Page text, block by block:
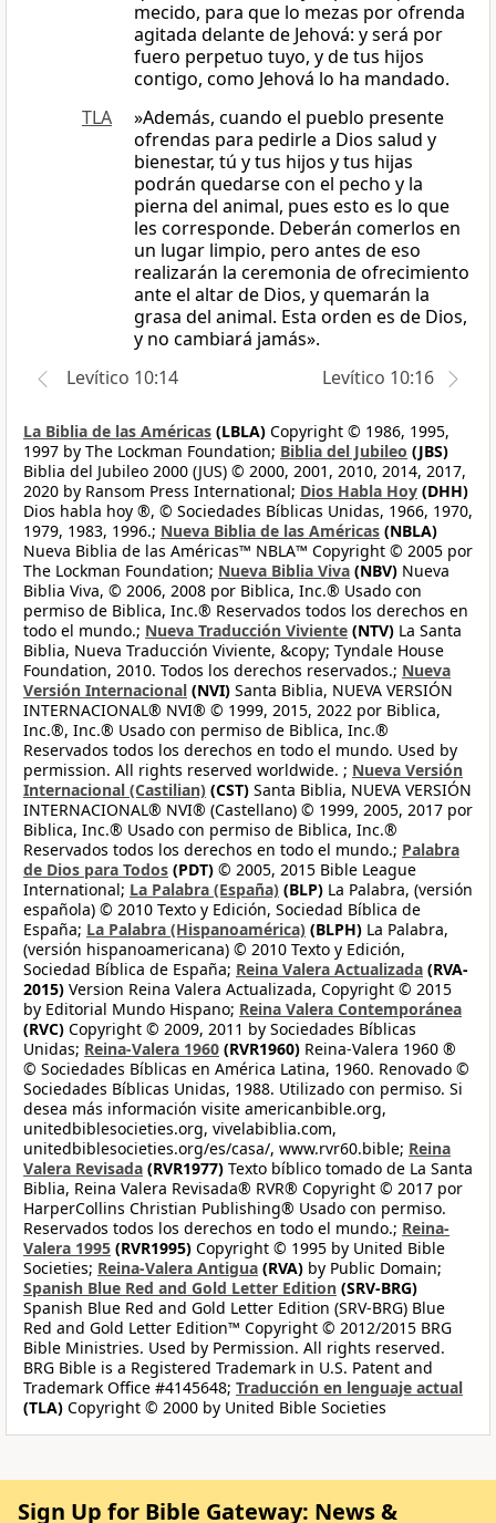
mecido, para que lo mezas por ofrenda
agitada delante de Jehová: y será por
fuero perpetuo tuyo, y de tus hijos
contigo, como Jehová lo ha mandado.
TLA
»Además, cuando el pueblo presente
ofrendas para pedirle a Dios salud y
bienestar, tú y tus hijos y tus hijas
podrán quedarse con el pecho y la
pierna del animal, pues esto es lo que
les corresponde. Deberán comerlos en
un lugar limpio, pero antes de eso
realizarán la ceremonia de ofrecimiento
ante el altar de Dios, y quemarán la
grasa del animal. Esta orden es de Dios,
y no cambiará jamás».
Levítico 10:14
Levítico 10:16
La Biblia de las Américas (LBLA) Copyright © 1986, 1995,
1997 by The Lockman Foundation; Biblia del Jubileo (JBS)
Biblia del Jubileo 2000 (JUS) © 2000, 2001, 2010, 2014, 2017,
2020 by Ransom Press International; Dios Habla Hoy (DHH)
Dios habla hoy ®, © Sociedades Bíblicas Unidas, 1966, 1970,
1979, 1983, 1996.; Nueva Biblia de las Américas (NBLA)
Nueva Biblia de las Américas™ NBLA™ Copyright © 2005 por
The Lockman Foundation; Nueva Biblia Viva (NBV) Nueva
Biblia Viva, © 2006, 2008 por Biblica, Inc.® Usado con
permiso de Biblica, Inc.® Reservados todos los derechos en
todo el mundo.; Nueva Traducción Viviente (NTV) La Santa
Biblia, Nueva Traducción Viviente, &copy; Tyndale House
Foundation, 2010. Todos los derechos reservados.; Nueva
Versión Internacional (NVI) Santa Biblia, NUEVA VERSIÓN
INTERNACIONAL® NVI® © 1999, 2015, 2022 por Biblica,
Inc.®, Inc.® Usado con permiso de Biblica, Inc.®
Reservados todos los derechos en todo el mundo. Used by
permission. All rights reserved worldwide. ; Nueva Versión
Internacional (Castilian) (CST) Santa Biblia, NUEVA VERSIÓN
INTERNACIONAL® NVI® (Castellano) © 1999, 2005, 2017 por
Biblica, Inc.® Usado con permiso de Biblica, Inc.®
Reservados todos los derechos en todo el mundo.; Palabra
de Dios para Todos (PDT) © 2005, 2015 Bible League
International; La Palabra (España) (BLP) La Palabra, (versión
española) © 2010 Texto y Edición, Sociedad Bíblica de
España; La Palabra (Hispanoamérica) (BLPH) La Palabra,
(versión hispanoamericana) © 2010 Texto y Edición,
Sociedad Bíblica de España; Reina Valera Actualizada (RVA-
2015) Version Reina Valera Actualizada, Copyright © 2015
by Editorial Mundo Hispano; Reina Valera Contemporánea
(RVC) Copyright © 2009, 2011 by Sociedades Bíblicas
Unidas; Reina-Valera 1960 (RVR1960) Reina-Valera 1960 ®
© Sociedades Bíblicas en América Latina, 1960. Renovado ©
Sociedades Bíblicas Unidas, 1988. Utilizado con permiso. Si
desea más información visite americanbible.org,
unitedbiblesocieties.org, vivelabiblia.com,
unitedbiblesocieties.org/es/casa/, www.rvr60.bible; Reina
Valera Revisada (RVR1977) Texto bíblico tomado de La Santa
Biblia, Reina Valera Revisada® RVR® Copyright © 2017 por
HarperCollins Christian Publishing® Usado con permiso.
Reservados todos los derechos en todo el mundo.; Reina-
Valera 1995 (RVR1995) Copyright © 1995 by United Bible
Societies; Reina-Valera Antigua (RVA) by Public Domain;
Spanish Blue Red and Gold Letter Edition (SRV-BRG)
Spanish Blue Red and Gold Letter Edition (SRV-BRG) Blue
Red and Gold Letter Edition™ Copyright © 2012/2015 BRG
Bible Ministries. Used by Permission. All rights reserved.
BRG Bible is a Registered Trademark in U.S. Patent and
Trademark Office #4145648; Traducción en lenguaje actual
(TLA) Copyright © 2000 by United Bible Societies
Sign Up for Bible Gateway: News &